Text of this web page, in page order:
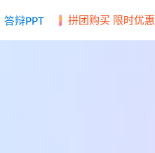
答辩PPT 拼团购买 限时优惠